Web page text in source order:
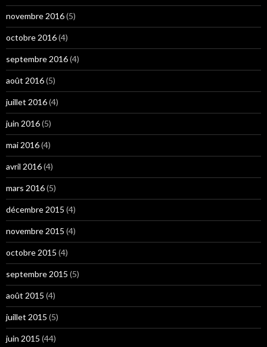
novembre 2016(5)
octobre 2016(4)
septembre 2016(4)
août 2016(5)
juillet 2016(4)
juin 2016(5)
mai 2016(4)
avril 2016(4)
mars 2016(5)
décembre 2015 (4)
novembre 2015 (4)
octobre 2015 (4)
septembre 2015 (5)
août 2015 (4)
juillet 2015 (5)
juin 2015 (44)